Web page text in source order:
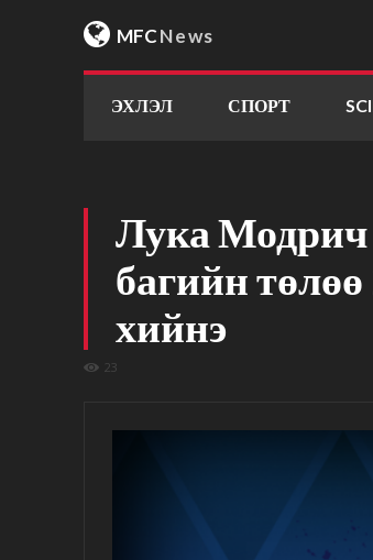
MFCNews
ЭХЛЭЛ СПОРТ
Лука
багийн
хийнэ
23